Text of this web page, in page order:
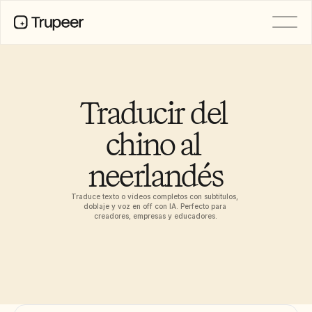
Traducir del
chino al
neerlandés
Traduce texto o vídeos completos con subtítulos,
doblaje y voz en off con IA. Perfecto para
creadores, empresas y educadores.
Base de conocimientos
Grabación de pantalla con IA